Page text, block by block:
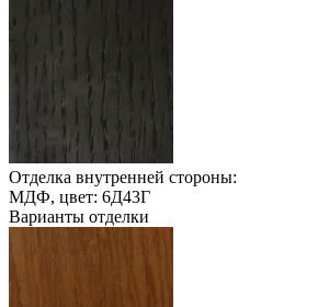
Отделка внутренней стороны:
МДФ, цвет: 6Д43Г
Варианты отделки